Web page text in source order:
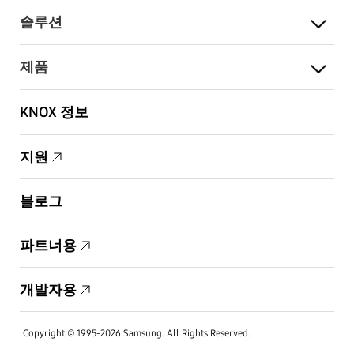
솔루션
제품
KNOX 정보
지원
블로그
파트너용
개발자용
Copyright © 1995-2026 Samsung. All Rights Reserved.